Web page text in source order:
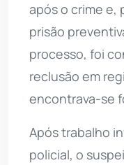
após o crime e,
prisão
processo, foi
reclusão em
encontrava-se
Após trabalho
policial, o